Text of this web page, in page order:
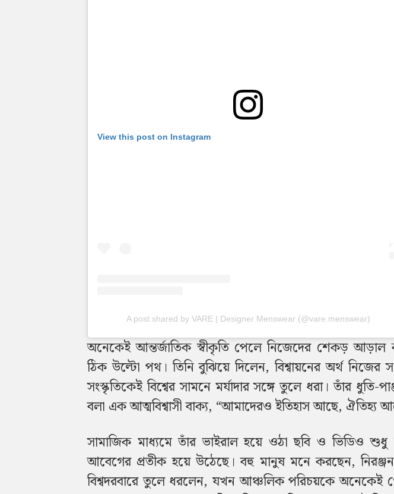
View this post on Instagram
A post shared by VARE | Designer Menswear (@vare.menswear)
অনেকেই আন্তর্জাতিক স্বীকৃতি পেলে নিজেদের শেকড় আড়াল
ঠিক উল্টো পথ। তিনি বুঝিয়ে দিলেন, বিশ্বায়নের অর্থ নিজের
সংস্কৃতিকেই বিশ্বের সামনে মর্যাদার সঙ্গে তুলে ধরা। তাঁর ধুতি-
বলা এক আত্মবিশ্বাসী বাক্য, “আমাদেরও ইতিহাস আছে, ঐতিহ্য
সামাজিক মাধ্যমে তাঁর ভাইরাল হয়ে ওঠা ছবি ও ভিডিও শুধু
আবেগের প্রতীক হয়ে উঠেছে। বহু মানুষ মনে করছেন,
বিশ্বদরবারে তুলে ধরলেন, যখন আঞ্চলিক পরিচয়কে